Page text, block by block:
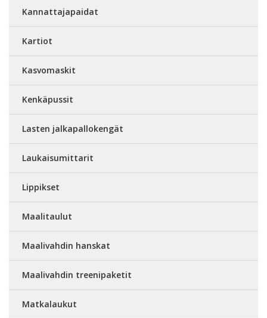
Kannattajapaidat
Kartiot
Kasvomaskit
Kenkäpussit
Lasten jalkapallokengät
Laukaisumittarit
Lippikset
Maalitaulut
Maalivahdin hanskat
Maalivahdin treenipaketit
Matkalaukut